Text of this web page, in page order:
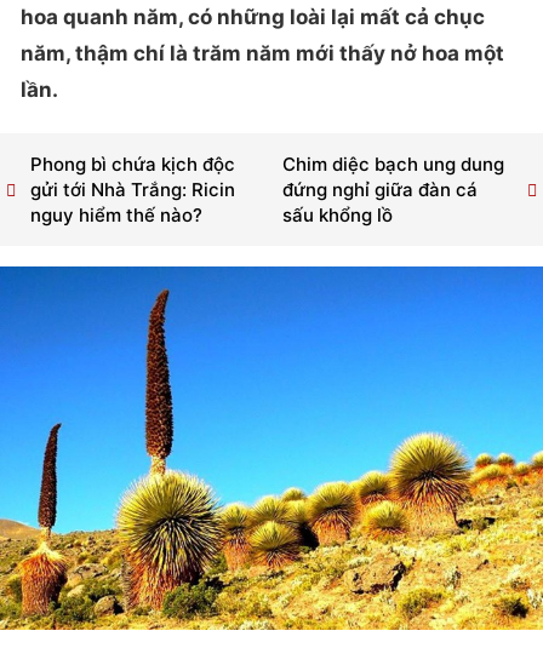
hoa quanh năm, có những loài lại mất cả chục
năm, thậm chí là trăm năm mới thấy nở hoa một
lần.
Chim diệc bạch ung dung
đứng nghỉ giữa đàn cá
sấu khổng lồ
Phong bì chứa kịch độc
gửi tới Nhà Trắng: Ricin
nguy hiểm thế nào?